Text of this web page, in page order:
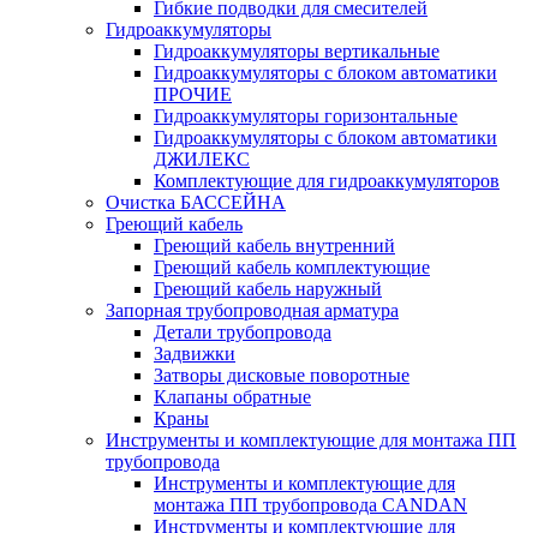
Гибкие подводки для смесителей
Гидроаккумуляторы
Гидроаккумуляторы вертикальные
Гидроаккумуляторы с блоком автоматики
ПРОЧИЕ
Гидроаккумуляторы горизонтальные
Гидроаккумуляторы с блоком автоматики
ДЖИЛЕКС
Комплектующие для гидроаккумуляторов
Очистка БАССЕЙНА
Греющий кабель
Греющий кабель внутренний
Греющий кабель комплектующие
Греющий кабель наружный
Запорная трубопроводная арматура
Детали трубопровода
Задвижки
Затворы дисковые поворотные
Клапаны обратные
Краны
Инструменты и комплектующие для монтажа ПП
трубопровода
Инструменты и комплектующие для
монтажа ПП трубопровода CANDAN
Инструменты и комплектующие для